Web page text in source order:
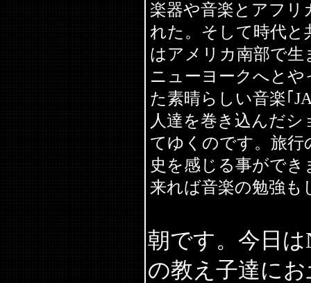
楽器や音楽とアフ
れた。そして時代
はアメリカ南部で
ニューヨークへと
た素晴らしい音楽｢
人達を巻き込んだ
てゆくのです。旅
史を感じる事がで
来れば音楽の勉強も
朝です。今日
の教え子達に